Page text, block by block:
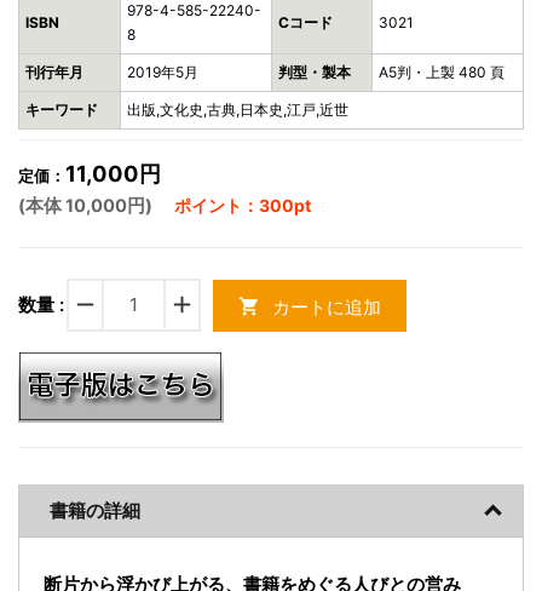
ISBN
978-4-585-22240-
8
Cコード 3021
刊行年月 2019年5月 判型・製本 A5判・上製 480 頁
キーワード 出版,文化史,古典,日本史,江戸,近世
定価： 11,000円
(本体 10,000円) ポイント：300pt
数量 : remove add shopping_cart カートに追加
書籍の詳細
断片から浮かび上がる、書籍をめぐる人びとの営み